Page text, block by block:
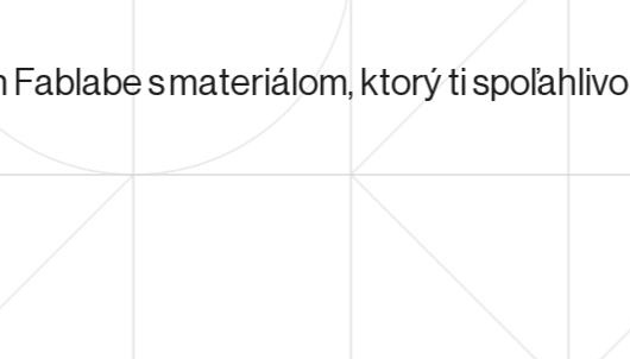
Fablabe s materiálom, ktorý ti spoľahlivo
karte